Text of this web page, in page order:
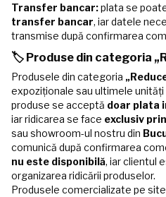
Transfer bancar:plata se
transfer bancar, iar datele
transmise după confirmarea
🏷️ Produse din categoria
Produsele din categoria
expoziționale sau ultimele
produse se acceptă doar plata
iar ridicarea se face exclusiv
sau showroom-ul nostru din
comunică după confirmarea
nu este disponibilă, iar clientul
organizarea ridicării produselor.
Produsele comercializate pe